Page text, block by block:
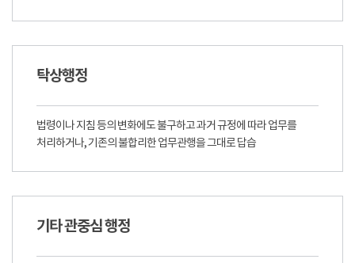
탁상행정
법령이나 지침 등의 변화에도 불구하고 과거 규정에 따라 업무를
처리하거나, 기존의 불합리한 업무관행을 그대로 답습
기타 관중심 행정